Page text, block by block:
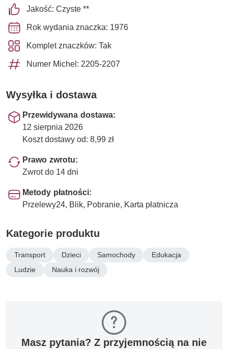
Jakość: Czyste **
Rok wydania znaczka: 1976
Komplet znaczków: Tak
Numer Michel: 2205-2207
Wysyłka i dostawa
Przewidywana dostawa:
12 sierpnia 2026
Koszt dostawy od: 8,99 zł
Prawo zwrotu:
Zwrot do 14 dni
Metody płatności:
Przelewy24, Blik, Pobranie, Karta płatnicza
Kategorie produktu
Transport Dzieci Samochody
Edukacja
Ludzie
Nauka i rozwój
Masz pytania? Z przyjemnością na nie